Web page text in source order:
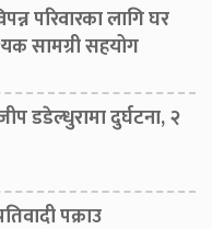
परिवारका लागि घर
सामग्री सहयोग
डडेल्धुरामा दुर्घटना, २
पक्राउ